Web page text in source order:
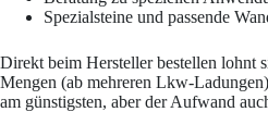
Spezialsteine und passende
Direkt beim Hersteller bestellen lohnt
Mengen (ab mehreren Lkw-
am günstigsten, aber der Aufwand